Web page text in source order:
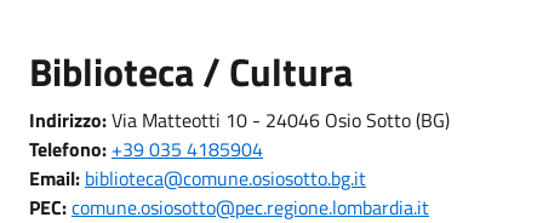
Biblioteca / Cultura
Indirizzo:Via Matteotti 10 - 24046 Osio Sotto (BG)
Telefono: +39 035 4185904
Email: biblioteca@comune.osiosotto.bg.it
PEC:comune.osiosotto@pec.regione.lombardia.it